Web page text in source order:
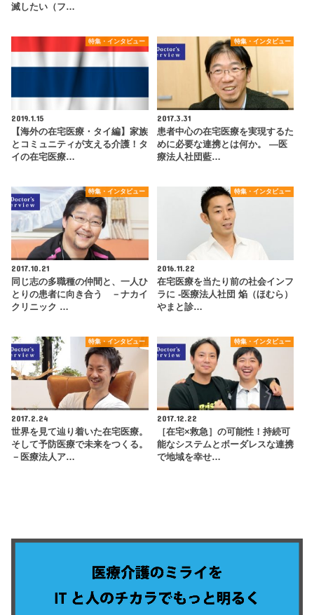
滅したい（フ…
特集・インタビュー
2019.1.15
【海外の在宅医療・タイ編】家族
とコミュニティが支える介護！タ
イの在宅医療…
特集・インタビュー
2017.3.31
患者中心の在宅医療を実現するた
めに必要な連携とは何か。 ―医
療法人社団藍…
特集・インタビュー
2017.10.21
同じ志の多職種の仲間と、一人ひ
とりの患者に向き合う －ナカイ
クリニック …
特集・インタビュー
2016.11.22
在宅医療を当たり前の社会インフ
ラに ‐医療法人社団 焔（ほむら）
やまと診…
特集・インタビュー
2017.2.24
世界を見て辿り着いた在宅医療。
そして予防医療で未来をつくる。
－医療法人ア…
特集・インタビュー
2017.12.22
［在宅×救急］の可能性！持続可
能なシステムとボーダレスな連携
で地域を幸せ…